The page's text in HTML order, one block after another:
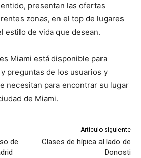
presentan las ofertas
zonas, en el top de lugares
estilo de vida que desean.
Miami está disponible para
preguntas de los usuarios y
necesitan para encontrar su lugar
de Miami.
de
Artículo siguiente
Clases de hípica al lado de
Donosti